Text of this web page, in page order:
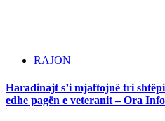
RAJON
Haradinajt s’i mjaftojnë tri
edhe pagën e veteranit – Ora Info